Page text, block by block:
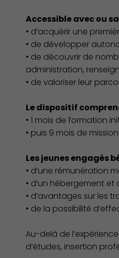
Accessible avec ou
• d’acquérir une
• de développer
• de découvrir de
administration,
• de valoriser leur
Le dispositif
• 1 mois de formation
• puis 9 mois de
Les jeunes engagés
• d’une rémunération
• d’un hébergement
• d’avantages sur les
• de la possibilité
Au-delà de
d’études, insertion